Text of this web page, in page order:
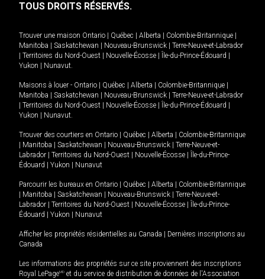
TOUS DROITS RÉSERVÉS.
Trouver une maison Ontario Québec Alberta Colombie-Britannique
Manitoba
Saskatchewan Nouveau-Brunswick
Terre-Neuve-et-Labrador
Territoires du Nord-Ouest Nouvelle-Écosse Île-du-Prince-Édouard
Yukon
Nunavut.
Maisons à louer - Ontario Québec Alberta Colombie-Britannique
Manitoba
Saskatchewan Nouveau-Brunswick
Terre-Neuve-et-Labrador
Territoires du Nord-Ouest Nouvelle-Écosse Île-du-Prince-Édouard
Yukon
Nunavut.
Trouver des courtiers en Ontario Québec Alberta
Colombie-Britannique
Manitoba Saskatchewan Nouveau-Brunswick
Terre-Neuve-et-
Labrador
Territoires du Nord-Ouest Nouvelle-Écosse
Île-du-Prince-
Édouard
Yukon Nunavut
Parcourir les bureaux en Ontario Québec Alberta
Colombie-Britannique
Manitoba Saskatchewan Nouveau-Brunswick
Terre-Neuve-et-
Labrador
Territoires du Nord-Ouest Nouvelle-Écosse
Île-du-Prince-
Édouard
Yukon Nunavut
Afficher les propriétés résidentielles au Canada
Dernières inscriptions au
Canada
Les informations des propriétés sur ce site proviennent des inscriptions
Royal LePageMD et du service de distribution de données de l'Association